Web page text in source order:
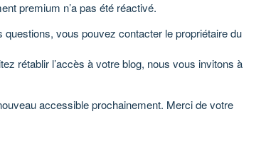
premium n’a pas été réactivé.
questions, vous pouvez contacter le propriétaire du
rétablir l’accès à votre blog, nous vous invitons à
accessible prochainement. Merci de votre